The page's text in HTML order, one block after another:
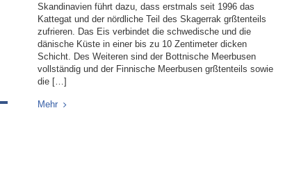
Skandinavien führt dazu, dass erstmals seit 1996 das
Kattegat und der nördliche Teil des Skagerrak grßtenteils
zufrieren. Das Eis verbindet die schwedische und die
dänische Küste in einer bis zu 10 Zentimeter dicken
Schicht. Des Weiteren sind der Bottnische Meerbusen
vollständig und der Finnische Meerbusen grßtenteils sowie
die […]
Mehr